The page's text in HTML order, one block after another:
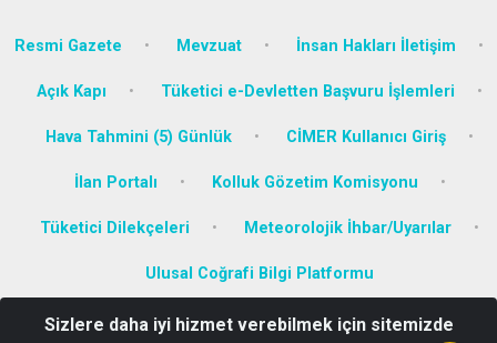
Resmi Gazete Mevzuat İnsan Hakları İletişim
Açık Kapı Tüketici e-Devletten Başvuru İşlemleri
Hava Tahmini (5) Günlük CİMER Kullanıcı Giriş
İlan Portalı Kolluk Gözetim Komisyonu
Tüketici Dilekçeleri Meteorolojik İhbar/Uyarılar
Ulusal Coğrafi Bilgi Platformu
Konak Mahallesi Atatürk Caddesi No:6/A Kat:2 Yatağan-MUĞLA
Sizlere daha iyi hizmet verebilmek için sitemizde